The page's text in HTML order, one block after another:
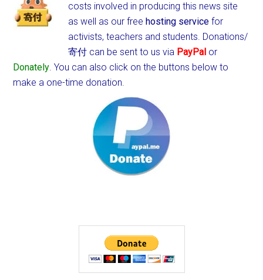
costs involved in producing this news site
as well as our freehosting service for
activists, teachers and students. Donations/
寄付 can be sent to us via PayPal or
Donately. You can also click on the buttons below to
make a one-time donation.